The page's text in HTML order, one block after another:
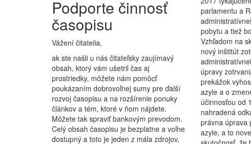
parlamentu a
pobytu a tiež
Vzhľadom na
nový inštitút
úpravy
prekážok
azyle a o
účinnosťou od
nahradená
právna úprava
azyle, a to
Podporte činnosť
časopisu
Vážení čitatelia,
ak ste našli u nás čitateľsky zaujímavý
obsah, ktorý vám ušetril čas aj
prostriedky, môžete nám pomôcť
poukázaním dobrovoľnej sumy pre ďalší
rozvoj časopisu a na rozšírenie ponuky
článkov a tém, ktoré v ňom nájdete.
Môžete tak spraviť bankovým prevodom.
Celý obsah časopisu je bezplatne a voľne
dostupný a toto je jeden z mála zdrojov,